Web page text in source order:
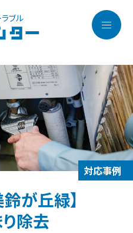
ブル
が丘緑】
除去